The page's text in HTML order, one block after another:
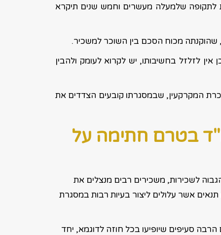
שלמעלה מעשרים וחמש שנים תיקרא
שהוקנתה מכוח הסכם בין השוכר למשכיר.
לזלזל בחשיבותו, יש לקרוא לעומק ולהבין
המקרקעין, שבמסגרתו קובעים הצדדים את
בטרם חתימה על
לשכירות, משכירים רבים מנצלים את
אשר עלולים ליצור בעיות רבות במסגרת
הרבה סעיפים שיופיעו בכל חוזה לדוגמא, יחד